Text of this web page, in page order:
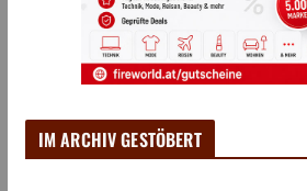
IM ARCHIV GESTÖBERT